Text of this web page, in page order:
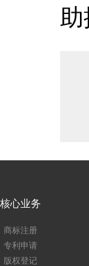
助
核心业务
商标注册
专利申请
版权登记